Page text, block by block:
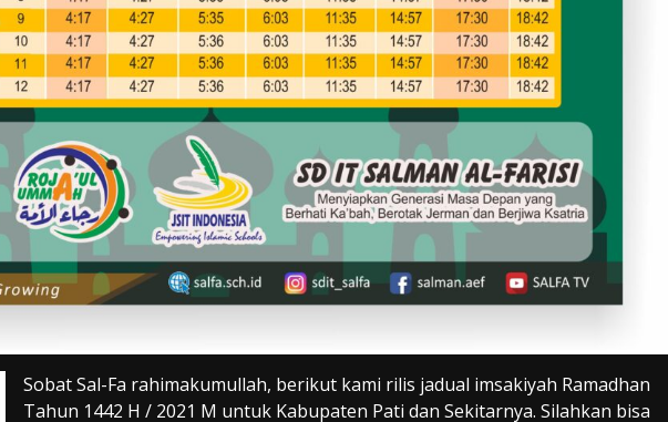
Sobat Sal-Fa rahimakumullah, berikut kami rilis jadual imsakiyah Ramadhan
Tahun 1442 H / 2021 M untuk Kabupaten Pati dan Sekitarnya. Silahkan bisa